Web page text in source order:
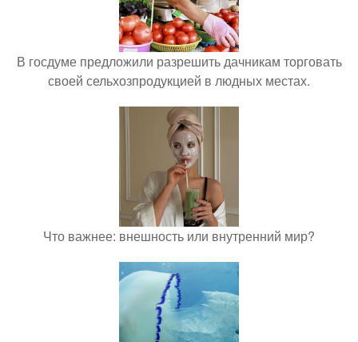
В госдуме предложили разрешить дачникам торговать
своей сельхозпродукцией в людных местах.
Что важнее: внешность или внутренний мир?